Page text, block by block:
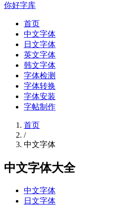
你好字库
首页
中文字体
日文字体
英文字体
韩文字体
字体检测
字体转换
字体安装
字帖制作
首页
/
中文字体
中文字体大全
中文字体
日文字体